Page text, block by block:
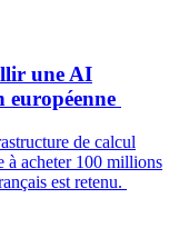
une AI
de calcul
à acheter 100 millions
est retenu.